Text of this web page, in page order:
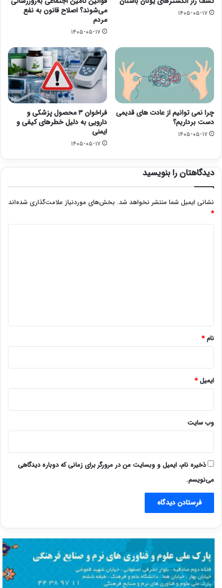
۱۴۰۵-۰۵-۱۷
می‌شوند؟ اصلاح قانون به نفع
مردم
۱۴۰۵-۰۵-۱۷
چرا نمی توانیم از عادت های قدیمی
دست برداریم؟
۱۴۰۵-۰۵-۱۷
فراخوان ۳ محصول پزشکی و
دارویی به دلیل خطرهای کیفی و
ایمنی
۱۴۰۵-۰۵-۱۷
دیدگاهتان را بنویسید
نشانی ایمیل شما منتشر نخواهد شد. بخش‌های موردنیاز علامت‌گذاری شده‌اند
*
نام*
ایمیل*
وب‌ سایت
ذخیره نام، ایمیل و وبسایت من در مرورگر برای زمانی که دوباره دیدگاهی
می‌نویسم.